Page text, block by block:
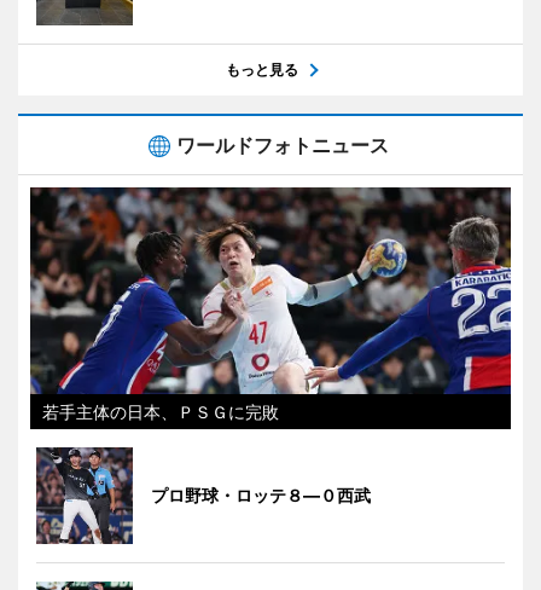
もっと見る
ワールドフォトニュース
若手主体の日本、ＰＳＧに完敗
プロ野球・ロッテ８―０西武